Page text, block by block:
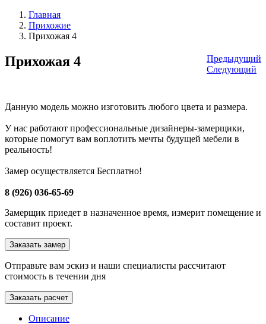
Главная
Прихожие
Прихожая 4
Предыдущий
Следующий
Прихожая 4
Данную модель можно изготовить любого цвета и размера.
У нас работают профессиональные дизайнеры-замерщики,
которые помогут вам воплотить мечты будущей мебели в
реальность!
Замер осуществляется Бесплатно!
8 (926) 036-65-69
Замерщик приедет в назначенное время, измерит помещение и
составит проект.
Заказать замер
Отправьте вам эскиз и наши специалисты рассчитают
стоимость в течении дня
Заказать расчет
Описание